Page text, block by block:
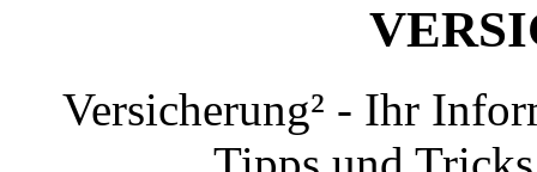
Versicherung² - Ihr